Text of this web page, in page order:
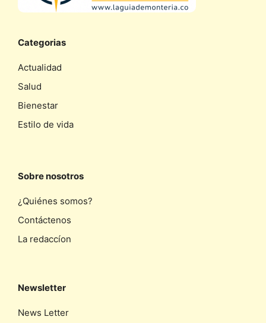
Categorias
Actualidad
Salud
Bienestar
Estilo de vida
Sobre nosotros
¿Quiénes somos?
Contáctenos
La redaccíon
Newsletter
News Letter